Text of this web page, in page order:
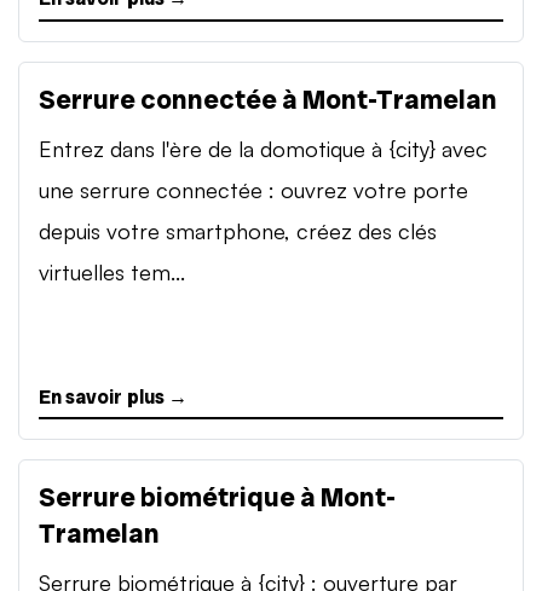
Serrure connectée à Mont-Tramelan
Entrez dans l'ère de la domotique à {city} avec
une serrure connectée : ouvrez votre porte
depuis votre smartphone, créez des clés
virtuelles tem...
En savoir plus →
Serrure biométrique à Mont-
Tramelan
Serrure biométrique à {city} : ouverture par